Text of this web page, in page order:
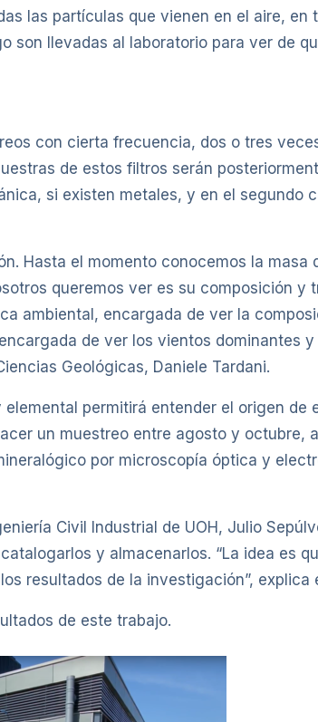
las partículas que vienen en el aire, en
son llevadas al laboratorio para ver de
con cierta frecuencia, dos o tres
de estos filtros serán
si existen metales, y en el segundo
Hasta el momento conocemos la masa
queremos ver es su composición y
ambiental, encargada de ver la
de ver los vientos dominantes y
Geológicas, Daniele Tardani.
permitirá entender el origen de
un muestreo entre agosto y octubre,
por microscopía óptica y
Civil Industrial de UOH, Julio
y almacenarlos. “La idea es
resultados de la investigación”, explica
de este trabajo.